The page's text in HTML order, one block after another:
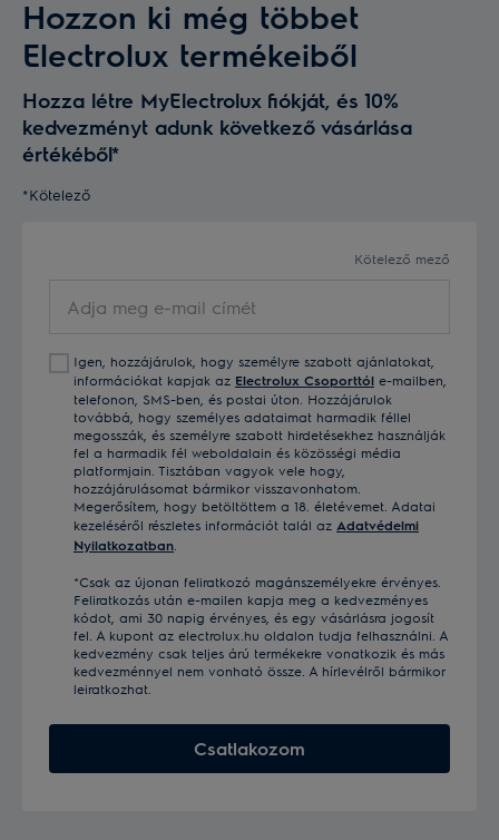
Hozzon ki még többet
Electrolux termékeiből
Hozza létre MyElectrolux fiókját, és 10%
kedvezményt adunk következő vásárlása
értékéből*
*Kötelező
Kötelező mező
meg
mail
címét
Igen, hozzájárulok, hogy személyre szabott ajánlatokat,
információkat kapjak az Electrolux Csoporttól e-mailben,
telefonon, SMS-ben, és postai úton. Hozzájárulok
továbbá, hogy személyes adataimat harmadik féllel
megosszák, és személyre szabott hirdetésekhez használják
fel a harmadik fél weboldalain és közösségi média
platformjain. Tisztában vagyok vele hogy,
hozzájárulásomat bármikor visszavonhatom.
Megerősítem, hogy betöltöttem a 18. életévemet. Adatai
kezeléséről részletes információt talál az Adatvédelmi
Nyilatkozatban
*Csak az újonan feliratkozó magánszemélyekre érvényes.
Feliratkozás után e-mailen kapja meg a kedvezményes
kódot, ami 30 napig érvényes, és egy vásárlásra jogosít
fel. A kupont az electrolux.hu oldalon tudja felhasználni. A
kedvezmény csak teljes árú termékekre vonatkozik és más
kedvezménnyel nem vonható össze. A hírlevélről bármikor
leiratkozhat.
Csatlakozom